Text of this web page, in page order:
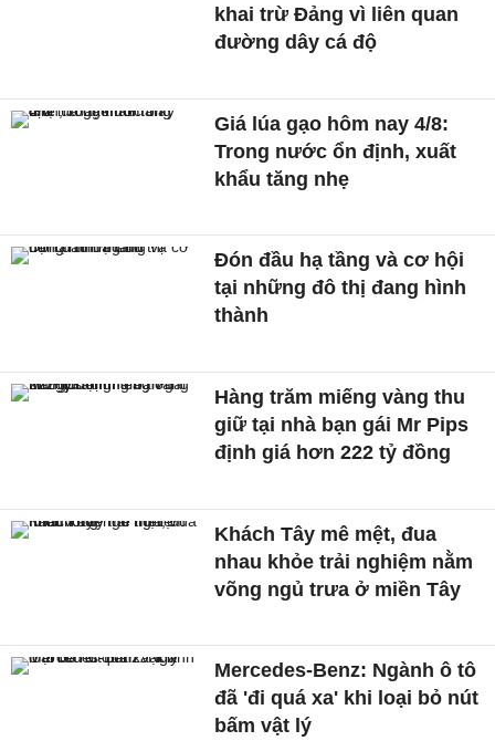
khai trừ Đảng vì liên quan
đường dây cá độ
Giá lúa gạo hôm nay 4/8:
Trong nước ổn định, xuất
khẩu tăng nhẹ
Đón đầu hạ tầng và cơ hội
tại những đô thị đang hình
thành
Hàng trăm miếng vàng thu
giữ tại nhà bạn gái Mr Pips
định giá hơn 222 tỷ đồng
Khách Tây mê mệt, đua
nhau khỏe trải nghiệm nằm
võng ngủ trưa ở miền Tây
Mercedes-Benz: Ngành ô tô
đã 'đi quá xa' khi loại bỏ nút
bấm vật lý